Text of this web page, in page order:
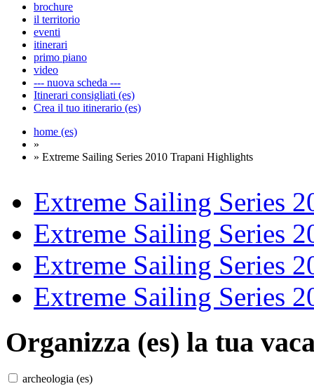
brochure
il territorio
eventi
itinerari
primo piano
video
--- nuova scheda ---
Itinerari consigliati (es)
Crea il tuo itinerario (es)
home (es)
»
» Extreme Sailing Series 2010 Trapani Highlights
Extreme Sailing Series
Extreme Sailing Series
Extreme Sailing Series
Extreme Sailing Series
Organizza (es) la tua
archeologia (es)